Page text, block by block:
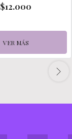
$12.000
VER MÁS